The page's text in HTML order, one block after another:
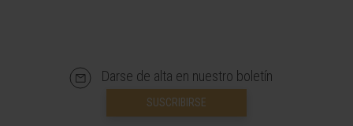
Darse de alta en nuestro boletín
SUSCRIBIRSE